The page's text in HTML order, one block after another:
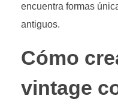
encuentra formas
antiguos.
Cómo
vintage